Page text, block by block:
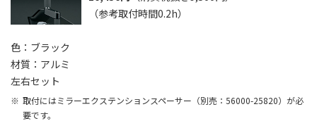
（参考取付時間0.2h）
色：ブラック
材質：アルミ
左右セット
取付にはミラーエクステンションスペーサー（別売：56000-25820）が必
要です。